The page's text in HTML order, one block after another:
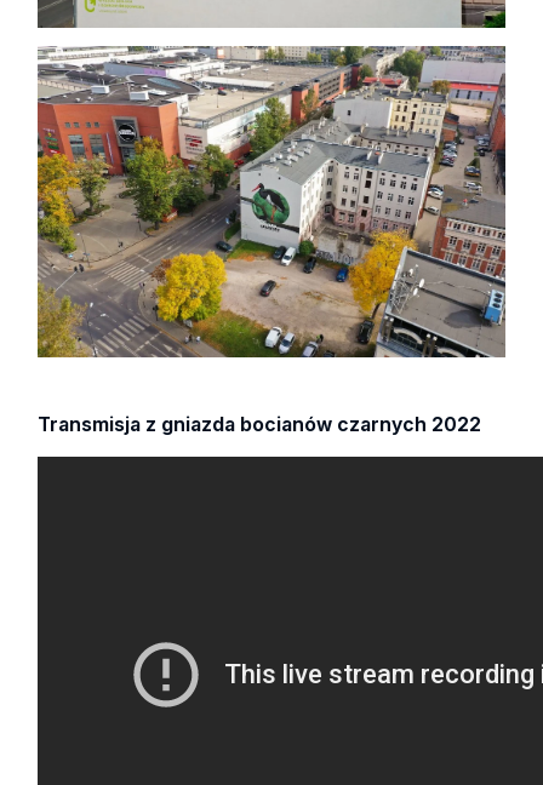
Transmisja z gniazda bocianów czarnych 2022